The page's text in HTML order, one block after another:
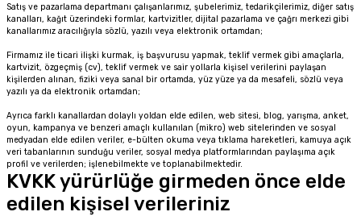
Satış ve pazarlama departmanı çalışanlarımız, şubelerimiz, tedarikçilerimiz, diğer satış
kanalları, kağıt üzerindeki formlar, kartvizitler, dijital pazarlama ve çağrı merkezi gibi
kanallarımız aracılığıyla sözlü, yazılı veya elektronik ortamdan;
Firmamız ile ticari ilişki kurmak, iş başvurusu yapmak, teklif vermek gibi amaçlarla,
kartvizit, özgeçmiş (cv), teklif vermek ve sair yollarla kişisel verilerini paylaşan
kişilerden alınan, fiziki veya sanal bir ortamda, yüz yüze ya da mesafeli, sözlü veya
yazılı ya da elektronik ortamdan;
Ayrıca farklı kanallardan dolaylı yoldan elde edilen, web sitesi, blog, yarışma, anket,
oyun, kampanya ve benzeri amaçlı kullanılan (mikro) web sitelerinden ve sosyal
medyadan elde edilen veriler, e-bülten okuma veya tıklama hareketleri, kamuya açık
veri tabanlarının sunduğu veriler, sosyal medya platformlarından paylaşıma açık
profil ve verilerden; işlenebilmekte ve toplanabilmektedir.
KVKK yürürlüğe girmeden önce elde
edilen kişisel verileriniz